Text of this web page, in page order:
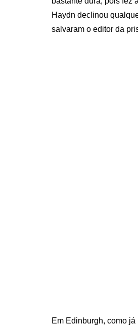
Haydn declinou
salvaram o editor da
Em Edinburgh, como já